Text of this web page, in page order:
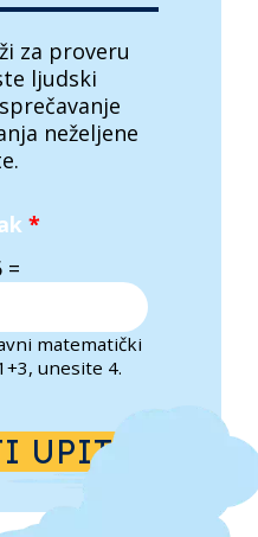
za proveru
ljudski
neželjene
*
=
matematički
unesite 4.